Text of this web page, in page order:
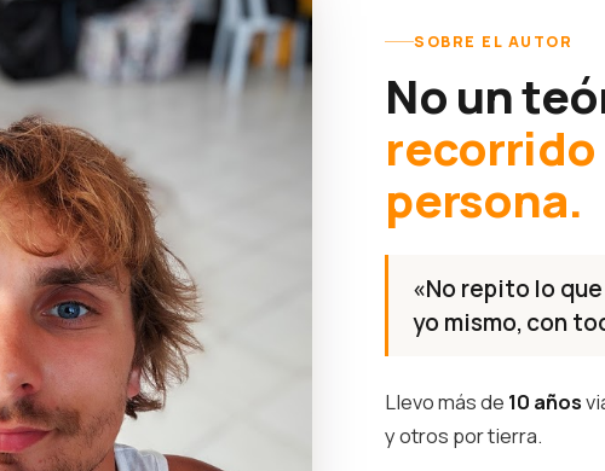
SOBRE EL AUTOR
No un
recorrido
persona.
«No repito lo
yo mismo, con
Llevo más de 10 años
y otros por tierra.